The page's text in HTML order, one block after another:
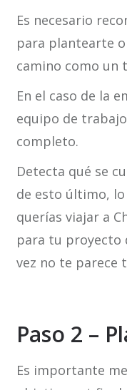
Es necesario
para plantearte
camino como un
En el caso de la
equipo de
completo.
Detecta qué se
de esto último, lo
querías viajar a
para tu proyecto
vez no te parece
Paso 2 –
Es importante